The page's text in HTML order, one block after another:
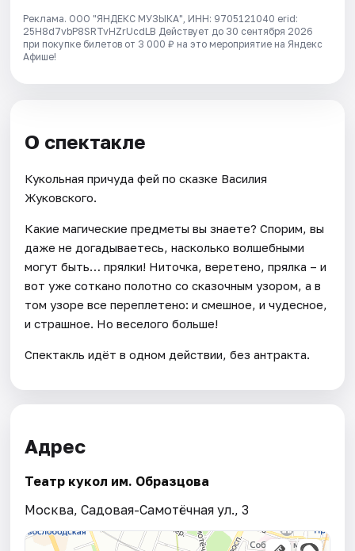
Реклама. ООО "ЯНДЕКС МУЗЫКА", ИНН: 9705121040 erid:
25H8d7vbP8SRTvHZrUcdLB Действует до 30 сентября 2026
при покупке билетов от 3 000 ₽ на это мероприятие на Яндекс
Афише!
О спектакле
Кукольная причуда фей по сказке Василия
Жуковского.
Какие магические предметы вы знаете? Спорим, вы
даже не догадываетесь, насколько волшебными
могут быть… прялки! Ниточка, веретено, прялка – и
вот уже соткано полотно со сказочным узором, а в
том узоре все переплетено: и смешное, и чудесное,
и страшное. Но веселого больше!
Спектакль идёт в одном действии, без антракта.
Адрес
Театр кукол им. Образцова
Москва, Садовая-Самотёчная ул., 3